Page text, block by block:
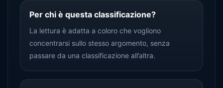
Per chi è questa classificazione?
La lettura è adatta a coloro che vogliono
concentrarsi sullo stesso argomento, senza
passare da una classificazione all’altra.